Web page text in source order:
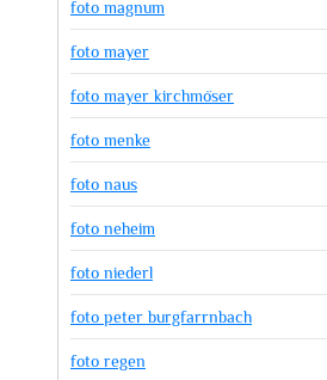
foto magnum
foto mayer
foto mayer kirchmöser
foto menke
foto naus
foto neheim
foto niederl
foto peter burgfarrnbach
foto regen